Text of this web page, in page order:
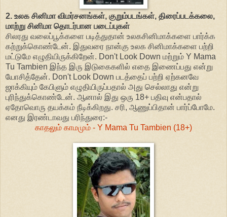
2. உலக சினிமா விமர்சனங்கள், குறும்படங்கள், திரைப்படக்கலை,
மாற்று சினிமா தொடர்பான படைப்புகள்
சிலரது வலைப்பூக்களை படித்துதான் உலகசினிமாக்களை பார்க்க
கற்றுக்கொண்டேன். இதுவரை நான்கு உலக சினிமாக்களை பற்றி
மட்டுமே எழுதியிருக்கிறேன். Don't Look Down மற்றும் Y Mama
Tu Tambien இந்த இரு இடுகைகளில் எதை இணைப்பது என்று
யோசித்தேன். Don't Look Down படத்தைப் பற்றி ஏற்கனவே
ஜாக்கியும் கேபிளும் எழுதியிருப்பதால் அது செல்லாது என்று
புரிந்துக்கொண்டேன். ஆனால் இது ஒரு 18+ பதிவு என்பதால்
ஏதோவொரு தயக்கம் நீடிக்கிறது. சரி, ஆணுப்பிதான் பார்ப்போமே.
எனது இரண்டாவது பரிந்துரை:-
காதலும் காமமும் - Y Mama Tu Tambien (18+)